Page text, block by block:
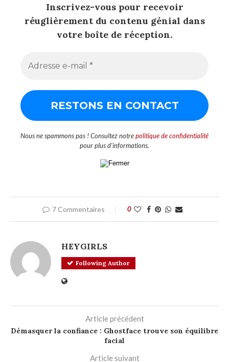
Inscrivez-vous pour recevoir
réuglièrement du contenu génial dans
votre boîte de réception.
Nous ne spammons pas ! Consultez notrepolitique de confidentialité
pour plus d’informations.
7 Commentaires 0
HEYGIRLS
Following Author
Article précédent
Démasquer la confiance : Ghostface trouve son équilibre
facial
Article suivant